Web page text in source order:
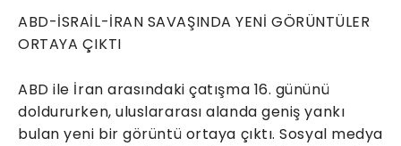
ABD-İSRAİL-İRAN SAVAŞINDA YENİ GÖRÜNTÜLER
ORTAYA ÇIKTI
ABD ile İran arasındaki çatışma 16. gününü
doldururken, uluslararası alanda geniş yankı
bulan yeni bir görüntü ortaya çıktı. Sosyal medya